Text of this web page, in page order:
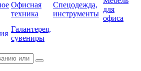
Офисная
техника
Спецодежда,
инструменты
для
офиса
Галантерея,
сувениры